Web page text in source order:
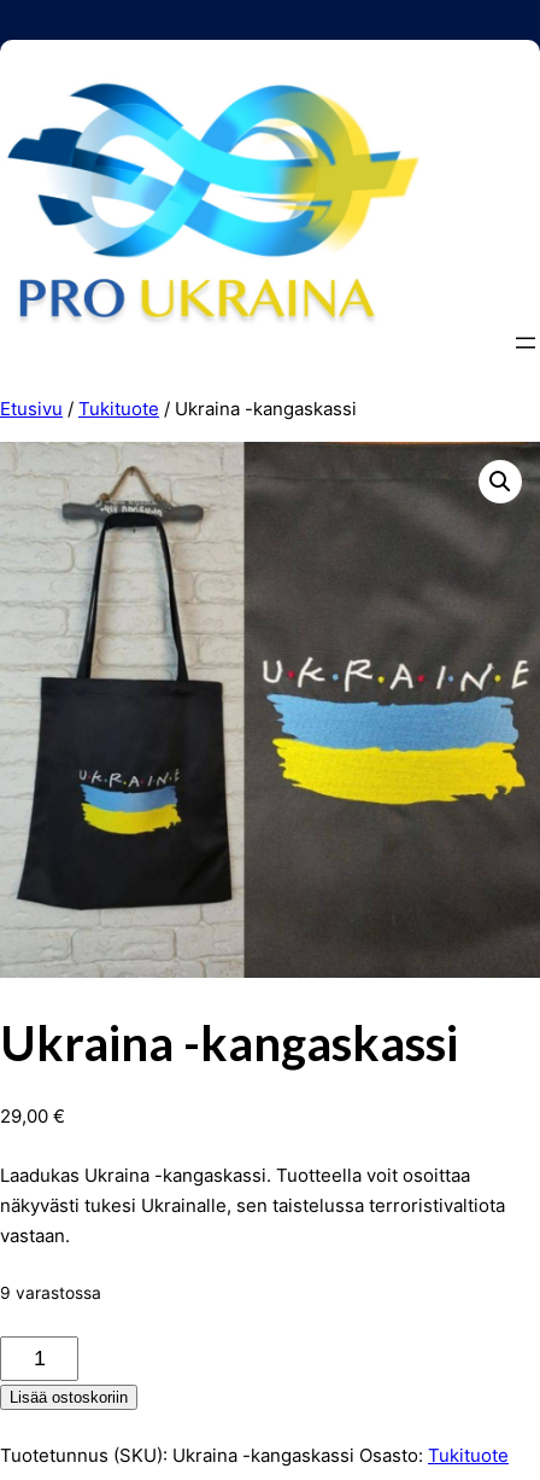
sisältöön
Etusivu / Tukituote / Ukraina -kangaskassi
Ukraina -kangaskassi
29,00 €
Laadukas Ukraina -kangaskassi. Tuotteella voit osoittaa
näkyvästi tukesi Ukrainalle, sen taistelussa terroristivaltiota
vastaan.
9 varastossa
Ukraina
-
kangaskassi
Lisää ostoskoriin
Tuotetunnus (SKU): Ukraina -kangaskassi Osasto: Tukituote